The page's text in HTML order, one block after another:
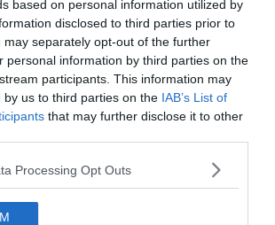
based on personal information utilized by
disclosed to third parties prior to
may separately opt-out of the further
personal information by third parties on the
participants. This information may
by us to third parties on the IAB’s List of
that may further disclose it to other
Processing Opt Outs
Bruges, un joyau du